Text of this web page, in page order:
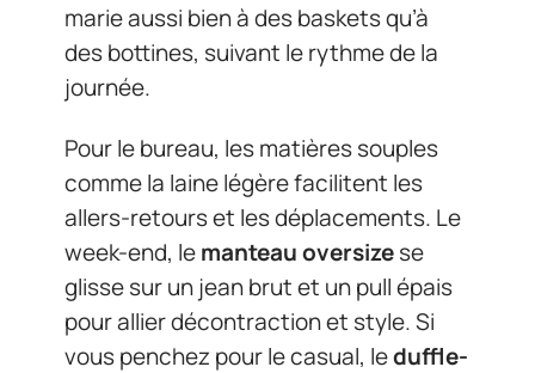
marie aussi bien à des baskets qu’à
des bottines, suivant le rythme de la
journée.
Pour le bureau, les matières souples
comme la laine légère facilitent les
allers-retours et les déplacements. Le
week-end, lemanteau oversizese
glisse sur un jean brut et un pull épais
pour allier décontraction et style. Si
vous penchez pour le casual, leduffle-